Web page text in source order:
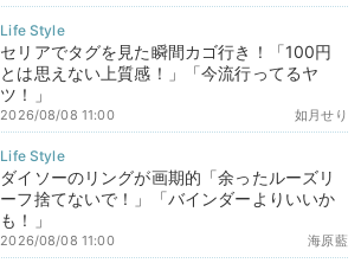
セリアでタグを見た瞬間カゴ行き！「100円
とは思えない上質感！」「今流行ってるヤ
ツ！」
如月せり
2026/08/08 11:00
ダイソーのリングが画期的「余ったルーズリ
ーフ捨てないで！」「バインダーよりいいか
も！」
海原藍
2026/08/08 11:00